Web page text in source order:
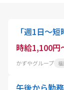
「週1日～
時給1,100円
かずやグループ